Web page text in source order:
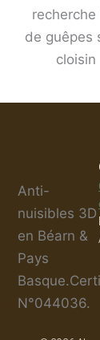
Anti-
nuisibles 3D
en Béarn &
Pays
N°044036.